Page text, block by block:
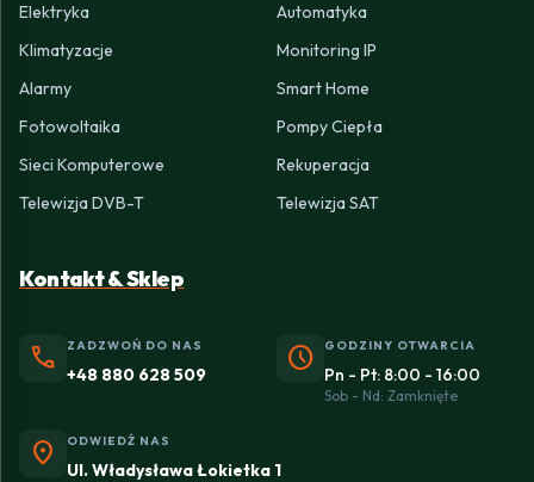
Elektryka
Automatyka
Klimatyzacje
Monitoring IP
Alarmy
Smart Home
Fotowoltaika
Pompy Ciepła
Sieci Komputerowe
Rekuperacja
Telewizja DVB-T
Telewizja SAT
Kontakt & Sklep
phone ZADZWOŃ DO NAS
+48 880 628 509 schedule GODZINY OTWARCIA
Pn - Pt: 8:00 - 16:00
Sob - Nd: Zamknięte
location_on ODWIEDŹ NAS
Ul. Władysława Łokietka 1